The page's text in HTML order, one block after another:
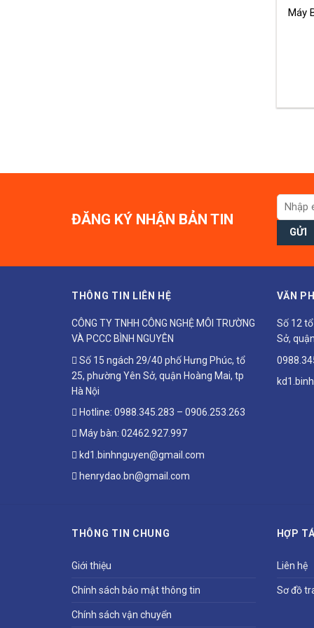
ĐĂNG KÝ NHẬN BẢN TIN
THÔNG TIN LIÊN HỆ
CÔNG TY TNHH CÔNG NGHỆ MÔI TRƯỜNG
VÀ PCCC BÌNH NGUYÊN
Số 15 ngách 29/40 phố Hưng Phúc, tổ
25, phường Yên Sở, quận Hoàng Mai, tp
Hà Nội
Hotline: 0988.345.283 – 0906.253.263
Máy bàn: 02462.927.997
kd1.binhnguyen@gmail.com
henrydao.bn@gmail.com
VĂN
Số 12
Sở,
THÔNG TIN CHUNG
Giới thiệu
Chính sách bảo mật thông tin
Chính sách vận chuyển
HỢP
Liên hệ
Sơ đồ